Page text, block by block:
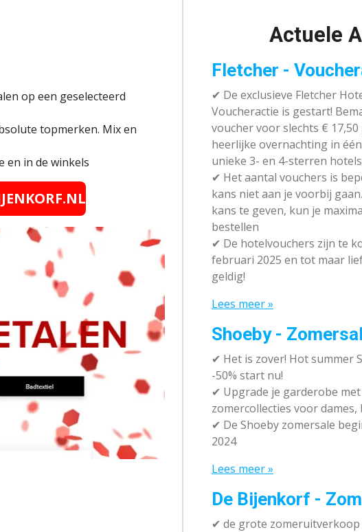
op een geselecteerd
topmerken. Mix en
en in de winkels
Actuele
Fletcher -
✔ De exclusieve Fletcher
Voucheractie is gestart!
voucher voor slechts €
heerlijke overnachting in
unieke 3- en 4-sterren hotels
✔ Het aantal vouchers is
kans niet aan je voorbij
kans te geven, kun je
bestellen
✔ De hotelvouchers zijn te
februari 2025 en tot maar
geldig!
Lees meer »
Shoeby -
✔ Het is zover! Hot summer
-50% start nu!
✔ Upgrade je garderobe
zomercollecties voor
✔ De Shoeby zomersale
2024
Lees meer »
De Bijenkorf -
✔ de grote